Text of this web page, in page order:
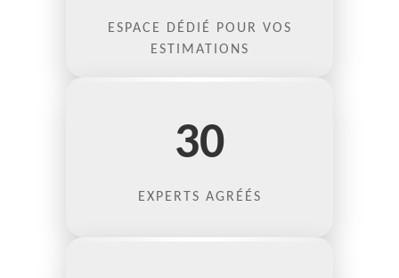
ESPACE DÉDIÉ POUR VOS
ESTIMATIONS
30
EXPERTS AGRÉÉS